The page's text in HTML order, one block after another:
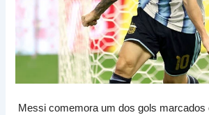
Messi comemora um dos gols marcados